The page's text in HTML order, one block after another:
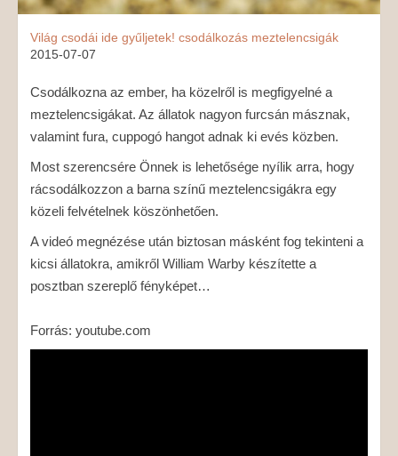
Világ csodái ide gyűljetek! csodálkozás meztelencsigák
2015-07-07
Csodálkozna az ember, ha közelről is megfigyelné a
meztelencsigákat. Az állatok nagyon furcsán másznak,
valamint fura, cuppogó hangot adnak ki evés közben.
Most szerencsére Önnek is lehetősége nyílik arra, hogy
rácsodálkozzon a barna színű meztelencsigákra egy
közeli felvételnek köszönhetően.
A videó megnézése után biztosan másként fog tekinteni a
kicsi állatokra, amikről William Warby készítette a
posztban szereplő fényképet…
Forrás: youtube.com